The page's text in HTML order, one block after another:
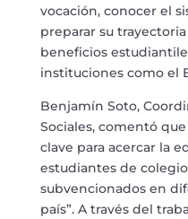
vocación, conocer el
preparar su
beneficios
instituciones como el
Benjamín Soto,
Sociales, comentó
clave para acercar la
estudiantes de
subvencionados en
país”. A través del